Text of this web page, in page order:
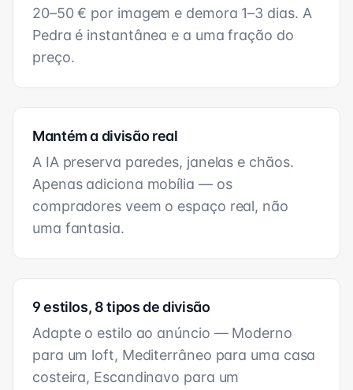
20–50 € por imagem e demora 1–3 dias. A
Pedra é instantânea e a uma fração do
preço.
Mantém a divisão real
A IA preserva paredes, janelas e chãos.
Apenas adiciona mobília — os
compradores veem o espaço real, não
uma fantasia.
9 estilos, 8 tipos de divisão
Adapte o estilo ao anúncio — Moderno
para um loft, Mediterrâneo para uma casa
costeira, Escandinavo para um